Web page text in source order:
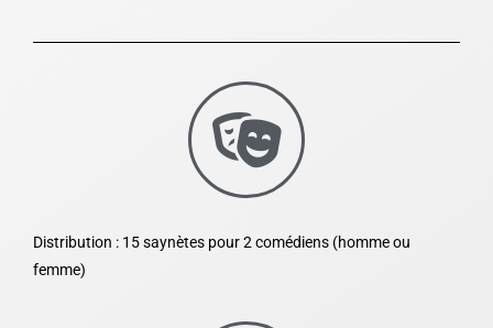
Distribution : 15 saynètes pour 2 comédiens (homme ou
femme)